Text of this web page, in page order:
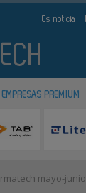
Es noticia
EMPRESAS PREMIUM
mayo-